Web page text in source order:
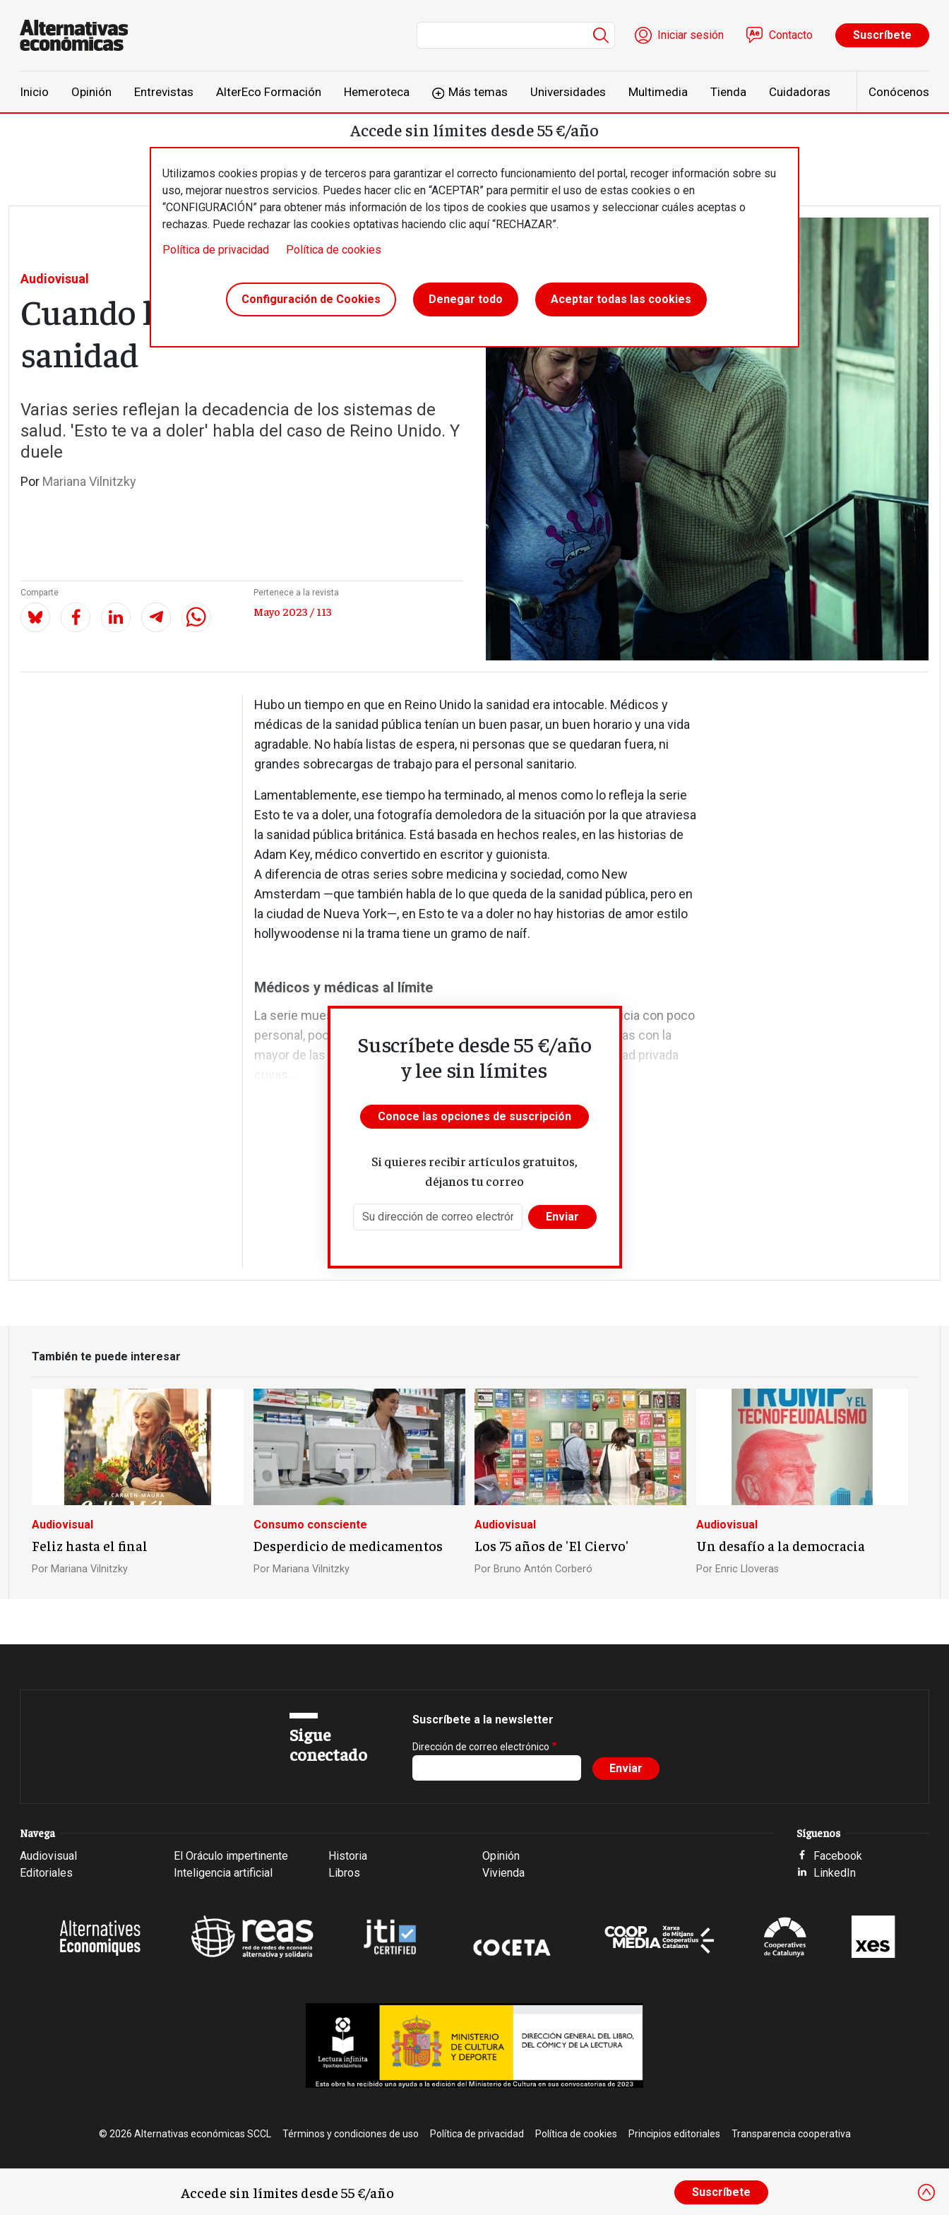
Menú de cuenta de usuario
Iniciar sesión Contacto Suscríbete
Inicio Opinión Entrevistas AlterEco Formación Hemeroteca Más temas Universidades Multimedia Tienda Cuidadoras Conócenos
Utilizamos cookies propias y de terceros para garantizar el correcto funcionamiento del portal, recoger información sobre su
uso, mejorar nuestros servicios. Puedes hacer clic en “ACEPTAR” para permitir el uso de estas cookies o en
“CONFIGURACIÓN” para obtener más información de los tipos de cookies que usamos y seleccionar cuáles aceptas o
rechazas. Puede rechazar las cookies optativas haciendo clic aquí “RECHAZAR”.
Política de privacidad
Política de cookies
Configuración de Cookies Denegar todo Aceptar todas las cookies
Accede sin límites desde 55 €/año
Audiovisual
Cuando lo que duele es la
sanidad
Varias series reflejan la decadencia de los sistemas de
salud. 'Esto te va a doler' habla del caso de Reino Unido. Y
duele
Por Mariana Vilnitzky
Comparte Pertenece a la revista
Mayo 2023 / 113
Hubo un tiempo en que en Reino Unido la sanidad era intocable. Médicos y
médicas de la sanidad pública tenían un buen pasar, un buen horario y una vida
agradable. No había listas de espera, ni personas que se quedaran fuera, ni
grandes sobrecargas de trabajo para el personal sanitario.
Lamentablemente, ese tiempo ha terminado, al menos como lo refleja la serie
Esto te va a doler, una fotografía demoledora de la situación por la que atraviesa
la sanidad pública británica. Está basada en hechos reales, en las historias de
Adam Key, médico convertido en escritor y guionista.
A diferencia de otras series sobre medicina y sociedad, como New
Amsterdam —que también habla de lo que queda de la sanidad pública, pero en
la ciudad de Nueva York—, en Esto te va a doler no hay historias de amor estilo
hollywoodense ni la trama tiene un gramo de naíf.
Médicos y médicas al límite
La serie muestra la realidad de una planta de ginecología y obstetricia con poco
personal, pocos recursos, mucho novato y unos médicos y médicas con la
mayor de las experiencias, pero que no dan más de sí. Y una sanidad privada
Suscríbete desde 55 €/año
y lee sin límites
Conoce las opciones de suscripción
Si quieres recibir artículos gratuitos,
déjanos tu correo
También te puede interesar
Audiovisual
Feliz hasta el final
Por Mariana Vilnitzky
Consumo consciente
Desperdicio de medicamentos
Por Mariana Vilnitzky
Audiovisual
Los 75 años de 'El Ciervo'
Por Bruno Antón Corberó
Audiovisual
Un desafío a la democracia
Por Enric Lloveras
Accede sin límites desde 55 €/año Suscríbete
Sigue
conectado
Suscríbete a la newsletter
Dirección de correo electrónico
Navega
Audiovisual
Editoriales
El Oráculo impertinente
Inteligencia artificial
Historia
Libros
Opinión
Vivienda
Síguenos
Facebook
LinkedIn
© 2026 Alternativas económicas SCCL Footer
Términos y condiciones de uso Política de privacidad Política de cookies Principios editoriales Transparencia cooperativa